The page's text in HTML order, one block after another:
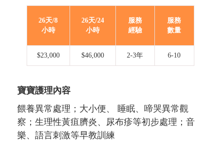
26天/8
小時
26天/24
小時
服務
經驗
服務
數量
$23,000 $46,000 2-3年 6-10
寶寶護理內容
餵養異常處理；大小便、 睡眠、啼哭異常觀
察；生理性黃疽臍炎、尿布疹等初步處理；音
樂、語言刺激等早教訓練